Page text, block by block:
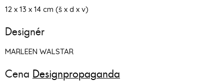
12 x 13 x 14 cm (š x d x v)
Designér
MARLEEN WALSTAR
Cena Designpropaganda